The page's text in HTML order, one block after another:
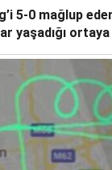
5-0 mağlup
ortaya